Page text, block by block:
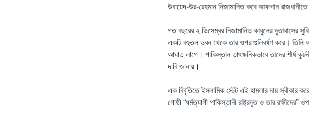
উবায়েদ-উর-রেহমান নিজামানিত কবে আফগান রাজধানীতে
গত বছরের ২ ডিসেম্বর নিজামানিত কাবুলের দূতাবাসের
একটি বহুতল ভবন থেকে তার ওপর গুলিবর্ষণ করে। তিনি
আঘাত লাগে। পাকিস্তান তাৎক্ষনিকভাবে তাদের শীর্ষ
দাবি জানায়।
এক বিবৃতিতে ইসলামিক স্টেট এই হামলার দায় স্বীকার
গোষ্ঠী “ধর্মত্যাগী পাকিস্তানী রাষ্ট্রদূত ও তার রক্ষীদের”